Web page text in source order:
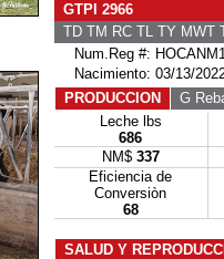
GTPI 2966
TD TM RC TL TY
Num.Reg #:
Nacimiento: 03/13/
PRODUCCION
G
Leche lbs
686
NM$ 337
Eficiencia de
Conversiòn
68
SALUD Y